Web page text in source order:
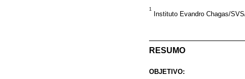
1
Instituto Evandro Chagas/
RESUMO
OBJETIVO: